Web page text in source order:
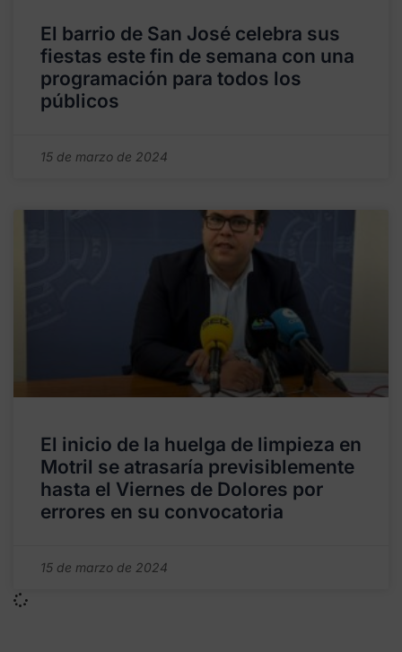
El barrio de San José celebra sus
fiestas este fin de semana con una
programación para todos los
públicos
15 de marzo de 2024
El inicio de la huelga de limpieza en
Motril se atrasaría previsiblemente
hasta el Viernes de Dolores por
errores en su convocatoria
15 de marzo de 2024